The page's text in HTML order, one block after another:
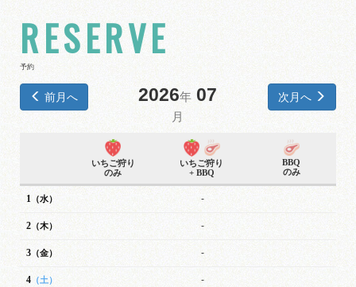
RESERVE
予約
前月へ 2026年 07
月
次月へ
いちご狩り
のみ
いちご狩り
+ BBQ
BBQ
のみ
1 （水） -
2 （木） -
3 （金） -
4 （土） -